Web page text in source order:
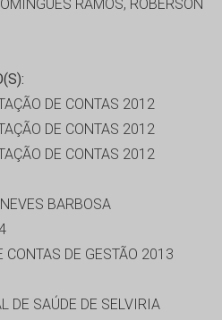
RAMOS, ROBERSON
DE CONTAS 2012
DE CONTAS 2012
DE CONTAS 2012
BARBOSA
CONTAS DE GESTÃO 2013
DE SAÚDE DE SELVIRIA